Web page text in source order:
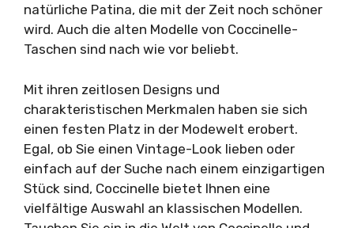
natürliche Patina, die mit der Zeit noch schöner
wird. Auch die alten Modelle von Coccinelle-
Taschen sind nach wie vor beliebt.
Mit ihren zeitlosen Designs und
charakteristischen Merkmalen haben sie sich
einen festen Platz in der Modewelt erobert.
Egal, ob Sie einen Vintage-Look lieben oder
einfach auf der Suche nach einem einzigartigen
Stück sind, Coccinelle bietet Ihnen eine
vielfältige Auswahl an klassischen Modellen.